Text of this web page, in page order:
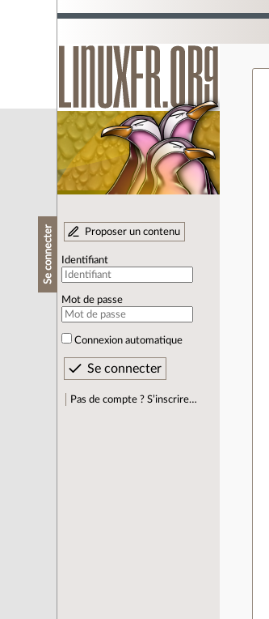
Se connecter Proposer un contenu
Identifiant
Mot de passe
Connexion automatique
Pas de compte ? S’inscrire…